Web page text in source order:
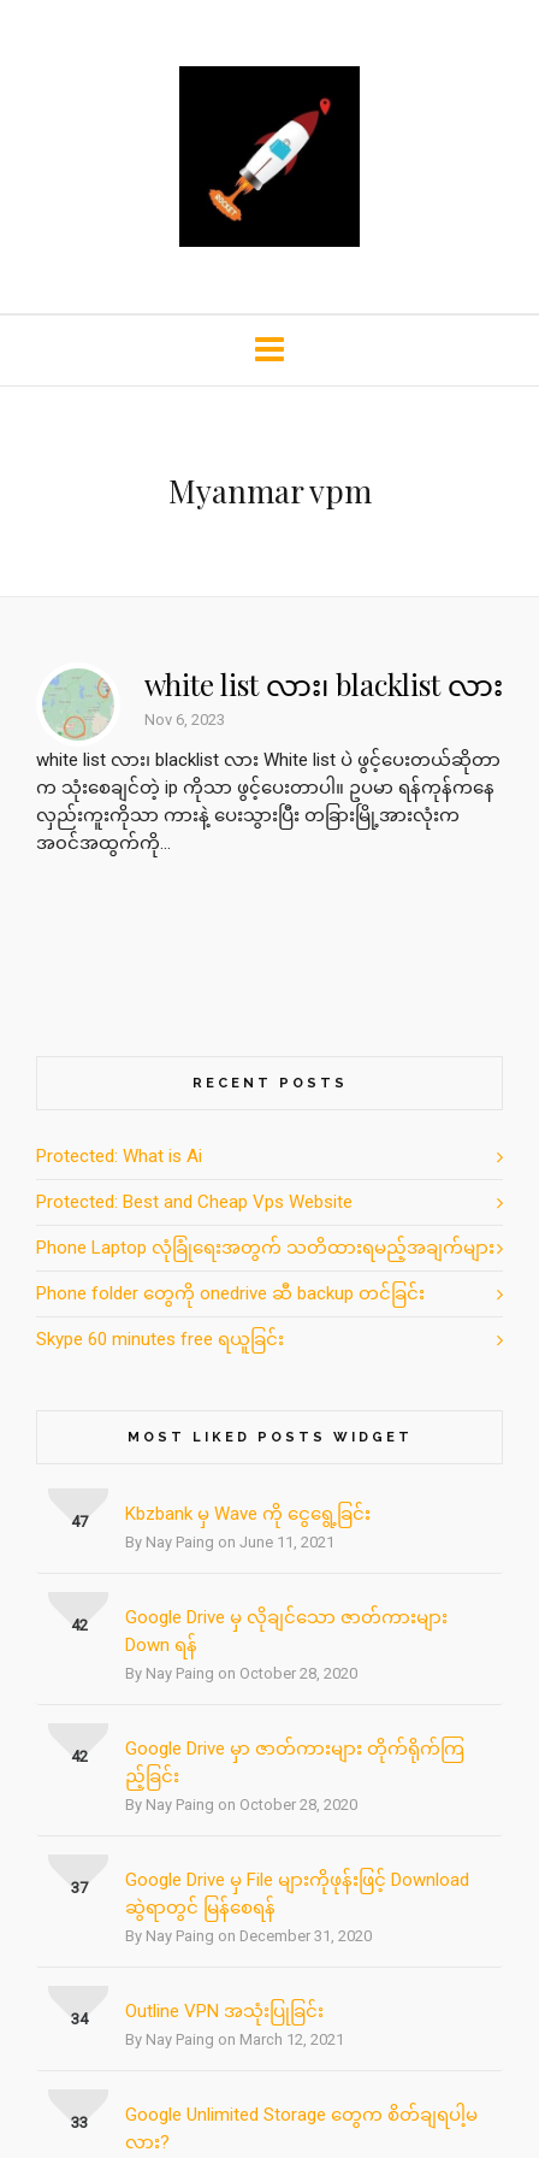
Myanmar vpm
white list လား၊ blacklist လား
Nov 6, 2023
white list လား၊ blacklist လား White list ပဲ ဖွင့်ပေးတယ်ဆိုတာ
က သုံးစေချင်တဲ့ ip ကိုသာ ဖွင့်ပေးတာပါ။ ဥပမာ ရန်ကုန်ကနေ
လှည်းကူးကိုသာ ကားနဲ့ ပေးသွားပြီး တခြားမြို့အားလုံးက
အ၀င်အထွက်ကို...
RECENT POSTS
Protected: What is Ai
Protected: Best and Cheap Vps Website
Phone Laptop လုံခြုံရေးအတွက် သတိထားရမည့်အချက်များ
Phone folder တွေကို onedrive ဆီ backup တင်ခြင်း
Skype 60 minutes free ရယူခြင်း
MOST LIKED POSTS WIDGET
Kbzbank မှ Wave ကို ငွေရွေ့ခြင်း
By Nay Paing on June 11, 2021
47
Google Drive မှ လိုချင်သော ဇာတ်ကားများ
Down ရန်
By Nay Paing on October 28, 2020
42
Google Drive မှာ ဇာတ်ကားများ တိုက်ရိုက်ကြ
ည့်ခြင်း
By Nay Paing on October 28, 2020
42
Google Drive မှ File များကိုဖုန်းဖြင့် Download
ဆွဲရာတွင် မြန်စေရန်
By Nay Paing on December 31, 2020
37
Outline VPN အသုံးပြုခြင်း
By Nay Paing on March 12, 2021
34
Google Unlimited Storage တွေက စိတ်ချရပါ့မ
လား?
33